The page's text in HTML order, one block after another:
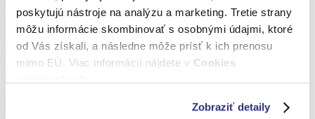
poskytujú nástroje na analýzu a marketing. Tretie strany
môžu informácie skombinovať s osobnými údajmi, ktoré
od Vás získali, a následne môže prísť k ich prenosu
mimo EÚ. Viac informácií nájdete v Cookies
Zobraziť detaily
Detail